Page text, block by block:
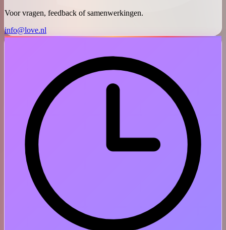
Voor vragen, feedback of samenwerkingen.
info@love.nl